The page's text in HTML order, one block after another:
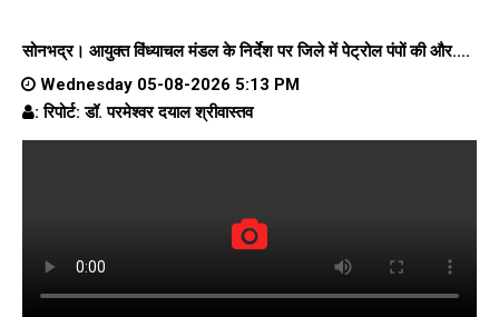
सोनभद्र। आयुक्त विंध्याचल मंडल के निर्देश पर जिले में पेट्रोल पंपों की और....
Wednesday 05-08-2026 5:13 PM
: रिपोर्ट: डॉ. परमेश्वर दयाल श्रीवास्तव